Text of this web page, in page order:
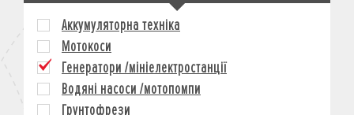
КОРПОРАТИВНИМ КЛІЄНТАМ
МОТОЦИКЛИ
КРЕДИТ
СТРАХУВАННЯ
КОРПОРАТИВНИМ КЛІЄНТАМ
Аккумуляторна техніка
Мотокоси
Генератори /мініелектростанції
Водяні насоси /мотопомпи
Грунтофрези